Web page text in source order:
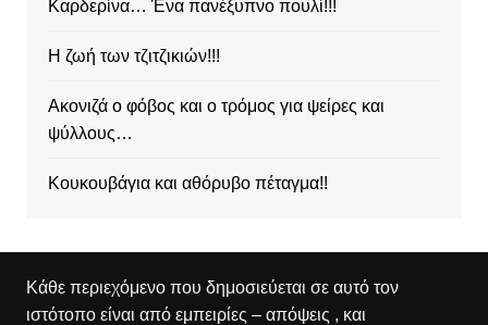
Καρδερίνα… Ένα πανέξυπνο πουλί!!!
Η ζωή των τζιτζικιών!!!
Ακονιζά ο φόβος και ο τρόμος για ψείρες και
ψύλλους…
Κουκουβάγια και αθόρυβο πέταγμα!!
Κάθε περιεχόμενο που δημοσιεύεται σε αυτό τον
ιστότοπο είναι από εμπειρίες – απόψεις , και